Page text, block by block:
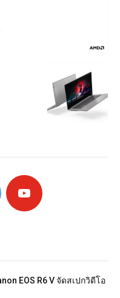
EOS R6 V จัดสเปกวิดีโอ